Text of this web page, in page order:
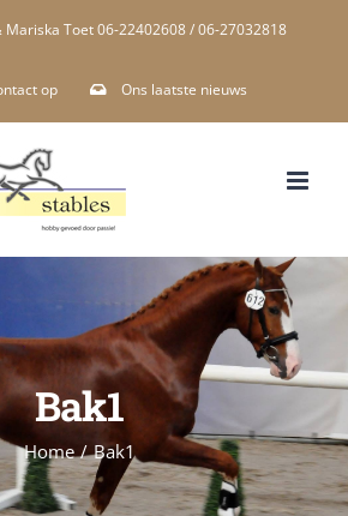
Mariska Toet 06-22402608 / 06-27032818
op Ons laatste nieuws
Bak1
Home / Bak1